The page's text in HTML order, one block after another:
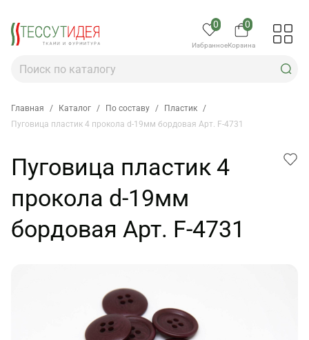
0
Избранное
0
Корзина
Главная / Каталог / По составу / Пластик /
Пуговица пластик 4 прокола d-19мм бордовая Арт. F-4731
Пуговица пластик 4
прокола d-19мм
бордовая Арт. F-4731